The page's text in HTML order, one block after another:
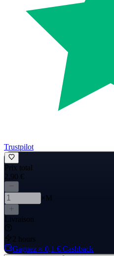
Trustpilot
Prix total
2,90 €
×M
Livraison
2 hours
Gagnez ≈ 0,1 € Cashback